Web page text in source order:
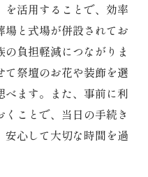
用時のポイントを紹
報の確認手順につい
時期に備える対策
活用することで、効率
と式場が併設されてお
負担軽減につながりま
祭壇のお花や装飾を選
べます。また、事前に利
ことで、当日の手続き
安心して大切な時間を過